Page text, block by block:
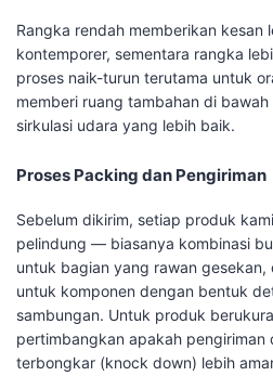
Rangka rendah memberikan kesan
kontemporer, sementara rangka
proses naik-turun terutama untuk
memberi ruang tambahan di
sirkulasi udara yang lebih baik.
Proses Packing dan Pengiriman
Sebelum dikirim, setiap produk
pelindung — biasanya kombinasi
untuk bagian yang rawan
untuk komponen dengan bentuk
sambungan. Untuk produk
pertimbangkan apakah pengiriman
terbongkar (knock down) lebih